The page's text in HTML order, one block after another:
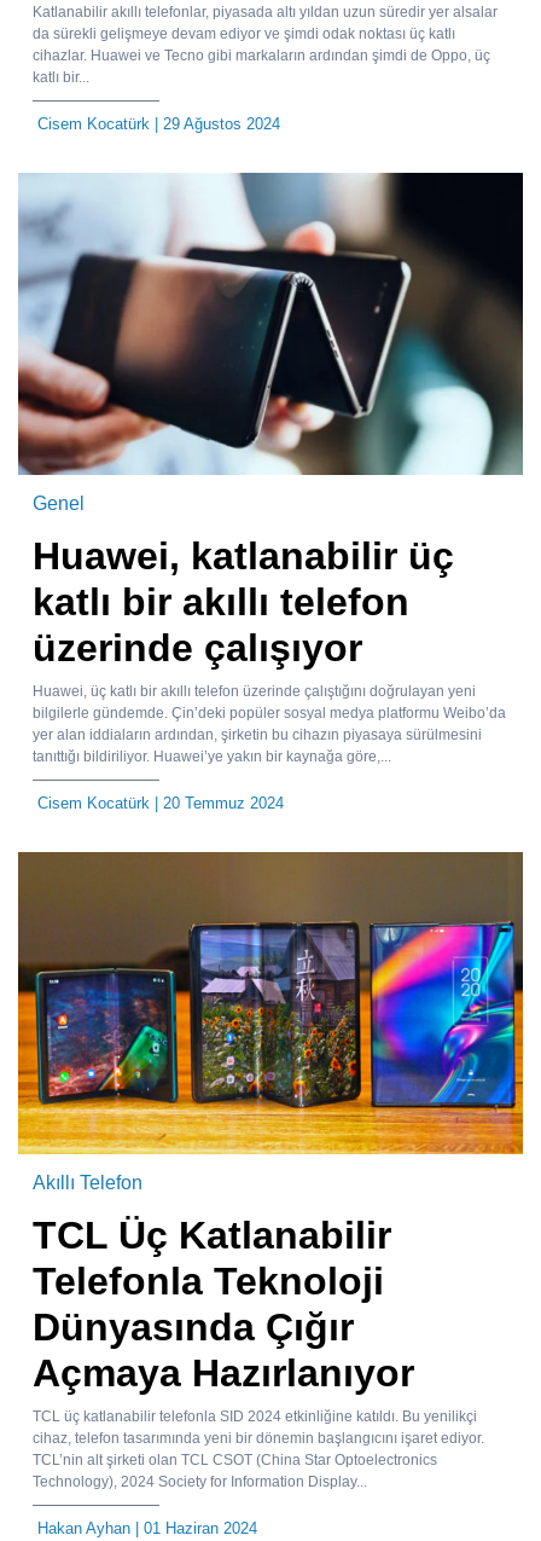
Katlanabilir akıllı telefonlar, piyasada altı yıldan uzun süredir yer alsalar
da sürekli gelişmeye devam ediyor ve şimdi odak noktası üç katlı
cihazlar. Huawei ve Tecno gibi markaların ardından şimdi de Oppo, üç
katlı bir...
Cisem Kocatürk | 29 Ağustos 2024
Genel
Huawei, katlanabilir üç
katlı bir akıllı telefon
üzerinde çalışıyor
Huawei, üç katlı bir akıllı telefon üzerinde çalıştığını doğrulayan yeni
bilgilerle gündemde. Çin’deki popüler sosyal medya platformu Weibo’da
yer alan iddiaların ardından, şirketin bu cihazın piyasaya sürülmesini
tanıttığı bildiriliyor. Huawei’ye yakın bir kaynağa göre,...
Cisem Kocatürk | 20 Temmuz 2024
Akıllı Telefon
TCL Üç Katlanabilir
Telefonla Teknoloji
Dünyasında Çığır
Açmaya Hazırlanıyor
TCL üç katlanabilir telefonla SID 2024 etkinliğine katıldı. Bu yenilikçi
cihaz, telefon tasarımında yeni bir dönemin başlangıcını işaret ediyor.
TCL’nin alt şirketi olan TCL CSOT (China Star Optoelectronics
Technology), 2024 Society for Information Display...
Hakan Ayhan | 01 Haziran 2024